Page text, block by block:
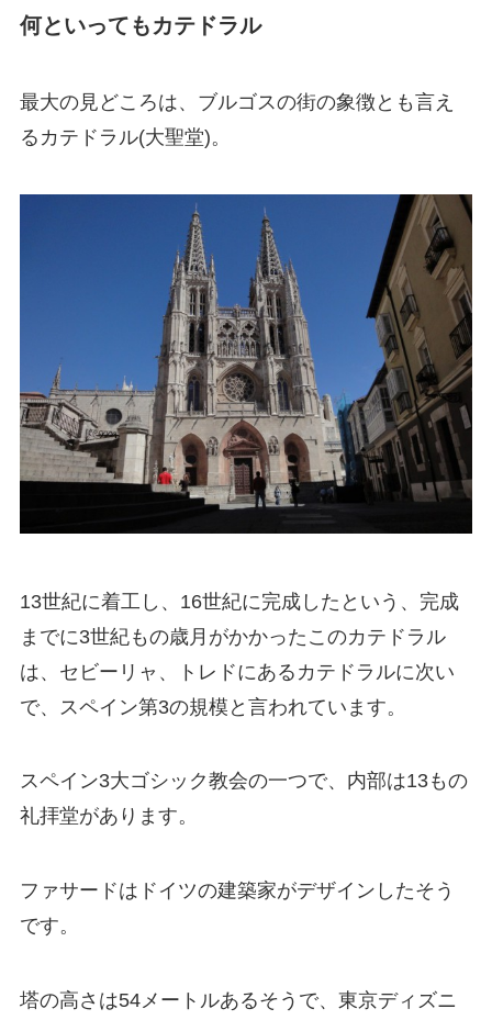
何といってもカテドラル
最大の見どころは、ブルゴスの街の象徴とも言え
るカテドラル(大聖堂)。
13世紀に着工し、16世紀に完成したという、完成
までに3世紀もの歳月がかかったこのカテドラル
は、セビーリャ、トレドにあるカテドラルに次い
で、スペイン第3の規模と言われています。
スペイン3大ゴシック教会の一つで、内部は13もの
礼拝堂があります。
ファサードはドイツの建築家がデザインしたそう
です。
塔の高さは54メートルあるそうで、東京ディズニ